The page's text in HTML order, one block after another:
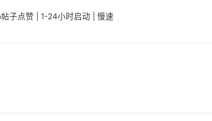
子点赞 | 1-24小时启动 | 慢速